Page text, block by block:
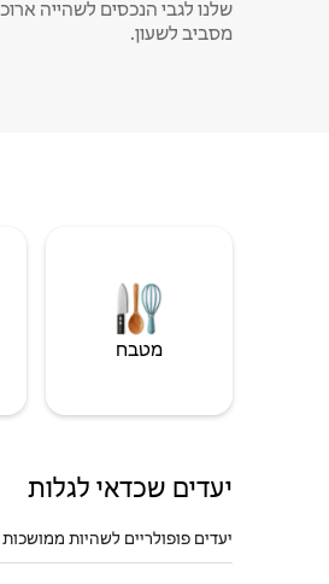
שלנו לגבי הנכסים לשהייה
מסביב לשעון.
מטבח
יעדים שכדאי לגלות
יעדים פופולריים לשהיות ממושכות